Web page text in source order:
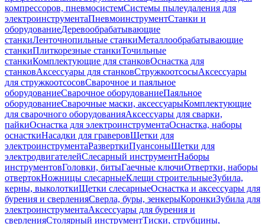
компрессоров, пневмосистемСистемы пылеудаления для
электроинструментаПневмоинструментСтанки и
оборудованиеДеревообрабатывающие
станкиЛенточнопильные станкиМеталлообрабатывающие
станкиПлиткорезные станкиТочильные
станкиКомплектующие для станковОснастка для
станковАксессуары для станковСтружкоотсосыАксессуары
для стружкоотсосовСварочное и паяльное
оборудованиеСварочное оборудованиеПаяльное
оборудованиеСварочные маски, аксессуарыКомплектующие
для сварочного оборудованияАксессуары для сварки,
пайкиОснастка для электроинструментаОснастка, наборы
оснасткиНасадки для граверовЩетки для
электроинструментаРазверткиПуансоныЩетки для
электродвигателейСлесарный инструментНаборы
инструментовГоловки, битыГаечные ключиОтвертки, наборы
отвертокНожницы слесарныеКлещи строительныеЗубила,
керны, выколоткиЩетки слесарныеОснастка и аксессуары для
бурения и сверленияСверла, буры, зенкерыКоронкиЗубила для
электроинструментаАксессуары для бурения и
сверленияСтолярный инструментТиски, струбцины,